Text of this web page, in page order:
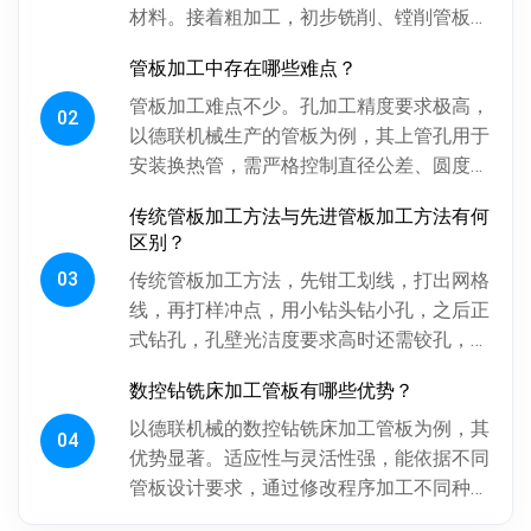
材料。接着粗加工，初步铣削、镗削管板各
关键，通过射线、超声波探伤检...
02
管板加工中存在哪些难点？
管板加工难点不少。孔加工精度要求极高，
以德联机械生产的管板为例，其上管孔用于
安装换热管，需严格控制直径公差、圆度、
影响换热管安装与设备性能。板...
03
传统管板加工方法与先进管板加工方法有何
区别？
传统管板加工方法，先钳工划线，打出网格
线，再打样冲点，用小钻头钻小孔，之后正
式钻孔，孔壁光洁度要求高时还需铰孔，最
摇臂定位，劳动强度大、效率低...
04
数控钻铣床加工管板有哪些优势？
以德联机械的数控钻铣床加工管板为例，其
优势显著。适应性与灵活性强，能依据不同
管板设计要求，通过修改程序加工不同种